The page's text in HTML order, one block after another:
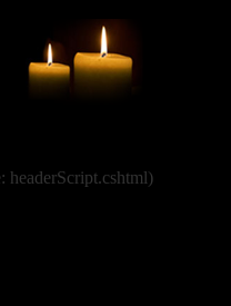
headerScript.cshtml)